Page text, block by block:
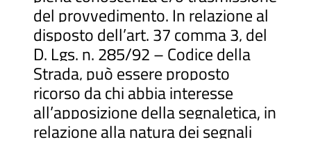
del provvedimento. In relazione al
disposto dell’art. 37 comma 3, del
D. Lgs. n. 285/92 – Codice della
Strada, può essere proposto
ricorso da chi abbia interesse
all’apposizione della segnaletica, in
relazione alla natura dei segnali